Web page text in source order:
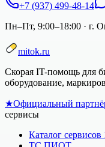
+7 (937) 499-48-14
Пн–Пт, 9:00–18:00 · г.
mitok.ru
Скорая IT-помощь для
оборудование,
★Официальный
сервисы
Каталог сервисов